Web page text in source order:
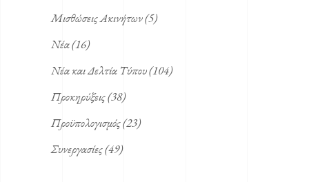
Μισθώσεις Ακινήτων(5)
Νέα(16)
Νέα και Δελτία Τύπου(104)
Προκηρύξεις(38)
Προϋπολογισμός(23)
Συνεργασίες(49)